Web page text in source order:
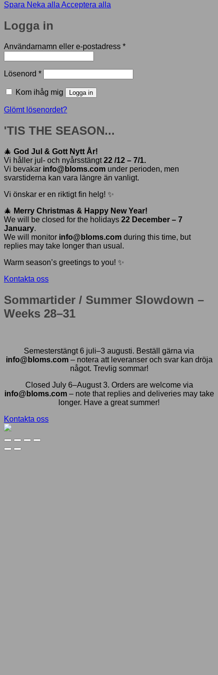
Spara Neka alla Acceptera alla
Logga in
Användarnamn eller e-postadress *Obligatoriskt
Lösenord *Obligatoriskt
Kom ihåg mig Logga in
Glömt lösenordet?
'TIS THE SEASON...
🎄 God Jul & Gott Nytt År!
Vi håller jul- och nyårsstängt22 /12 – 7/1.
Vi bevakar info@bloms.com under perioden, men
svarstiderna kan vara längre än vanligt.
Vi önskar er en riktigt fin helg! ✨
🎄 Merry Christmas & Happy New Year!
We will be closed for the holidays 22 December – 7
January.
We will monitor info@bloms.com during this time, but
replies may take longer than usual.
Warm season’s greetings to you! ✨
Kontakta oss
Sommartider / Summer Slowdown –
Weeks 28–31
Semesterstängt 6 juli–3 augusti. Beställ gärna via
info@bloms.com– notera att leveranser och svar kan dröja
något. Trevlig sommar!
Closed July 6–August 3. Orders are welcome via
info@bloms.com– note that replies and deliveries may take
longer. Have a great summer!
Kontakta oss